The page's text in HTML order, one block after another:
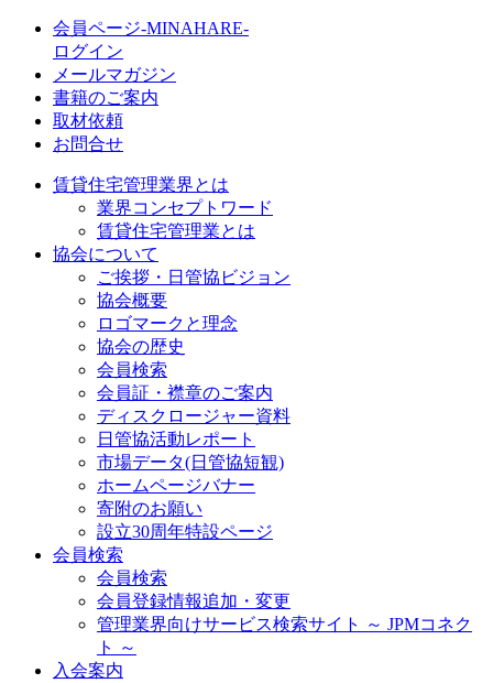
会員ページ-MINAHARE-
ログイン
メールマガジン
書籍のご案内
取材依頼
お問合せ
賃貸住宅管理業界とは
業界コンセプトワード
賃貸住宅管理業とは
協会について
ご挨拶・日管協ビジョン
協会概要
ロゴマークと理念
協会の歴史
会員検索
会員証・襟章のご案内
ディスクロージャー資料
日管協活動レポート
市場データ(日管協短観)
ホームページバナー
寄附のお願い
設立30周年特設ページ
会員検索
会員検索
会員登録情報追加・変更
管理業界向けサービス検索サイト ～ JPMコネク
ト ～
入会案内